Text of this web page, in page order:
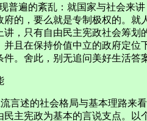
普遍的紊乱：就国家与社会来
的，要么就是专制极权的。
，只有自由民主宪政社会筹划
且在保持价值中立的政府定
。舍此，别无追问美好生活答
述的社会格局与基本理路来
主宪政为基本的言说支点。以